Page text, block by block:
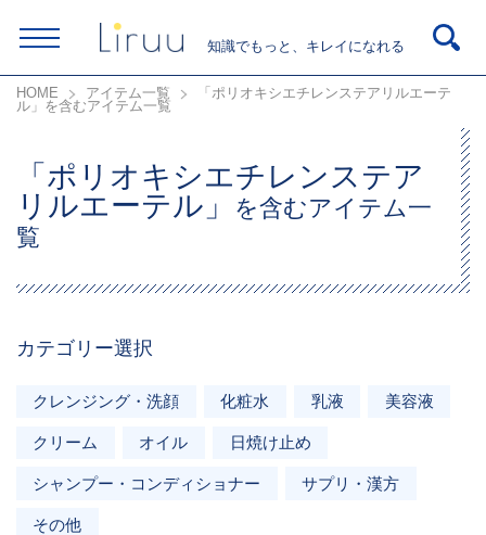
知識でもっと、キレイになれる
HOME アイテム一覧
「ポリオキシエチレンステアリルエーテ
ル」を含むアイテム一覧
「ポリオキシエチレンステア
リルエーテル」
を含むアイテム一
覧
カテゴリー選択
クレンジング・洗顔 化粧水 乳液 美容液
クリーム オイル 日焼け止め
シャンプー・コンディショナー サプリ・漢方
その他